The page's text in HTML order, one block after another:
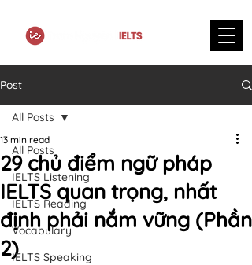
Post
All Posts
IELTS Listening
IELTS Reading
Vocabulary
IELTS Speaking
All Posts
29 chủ điểm ngữ pháp
IELTS quan trọng, nhất
định phải nắm vững (Phần
2)
13 min read